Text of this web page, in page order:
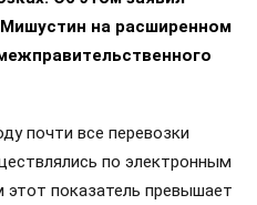
на расширенном
почти все перевозки
по электронным
показатель превышает